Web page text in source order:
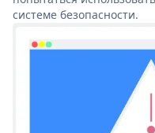
системе безопасности.